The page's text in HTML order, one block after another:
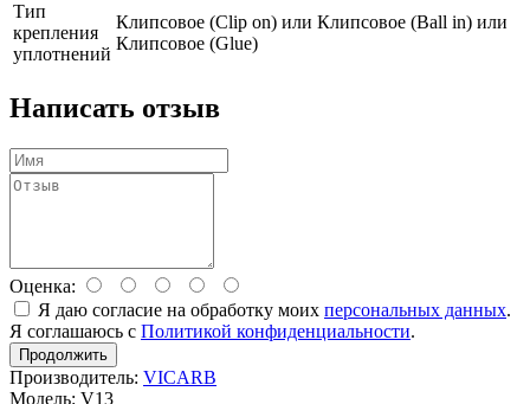
Тип
крепления
уплотнений
Клипсовое (Clip on) или Клипсовое (Ball in) или
Клипсовое (Glue)
Написать отзыв
Оценка:
Я даю согласие на обработку моих персональных данных.
Я соглашаюсь с Политикой конфиденциальности.
Продолжить
Производитель: VICARB
Модель: V13